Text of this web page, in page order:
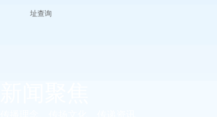
址查询